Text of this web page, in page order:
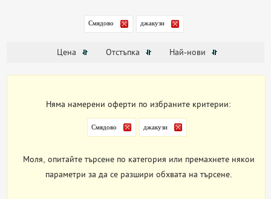
Смядово джакузи
Цена Отстъпка Най-нови
Няма намерени оферти по избраните критерии:
Смядово джакузи
Моля, опитайте търсене по категория или премахнете някои
параметри за да се разшири обхвата на търсене.